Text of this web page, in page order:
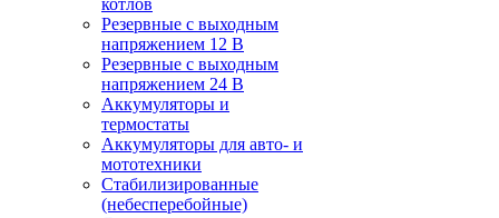
котлов
Резервные с выходным
напряжением 12 В
Резервные с выходным
напряжением 24 В
Аккумуляторы и
термостаты
Аккумуляторы для авто- и
мототехники
Стабилизированные
(небесперебойные)